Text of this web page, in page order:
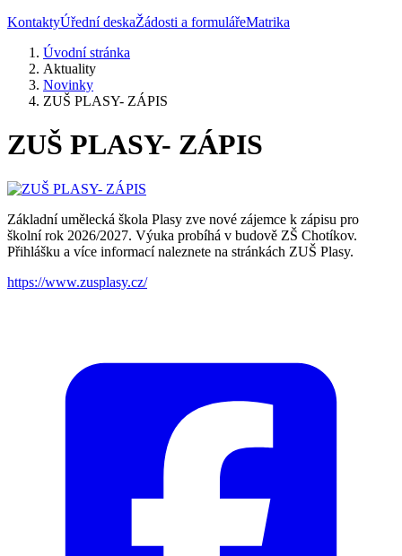
KontaktyÚřední deskaŽádosti a formulářeMatrika
Úvodní stránka
Aktuality
Novinky
ZUŠ PLASY- ZÁPIS
ZUŠ PLASY- ZÁPIS
Základní umělecká škola Plasy zve nové zájemce k zápisu pro
školní rok 2026/2027. Výuka probíhá v budově ZŠ Chotíkov.
Přihlášku a více informací naleznete na stránkách ZUŠ Plasy.
https://www.zusplasy.cz/